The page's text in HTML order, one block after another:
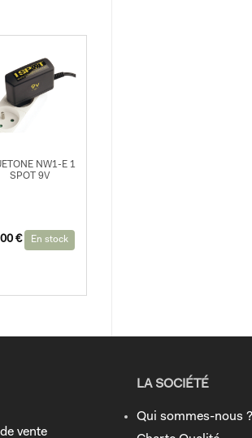
NW1-E 1
SPOT 9V
€ En stock
vente
LA SOCIÉTÉ
Qui sommes-nous ?